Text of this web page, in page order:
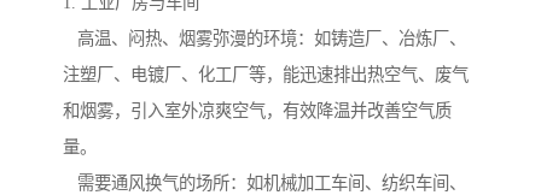
高温、闷热、烟雾弥漫的环境：如铸造厂、冶炼厂、
注塑厂、电镀厂、化工厂等，能迅速排出热空气、废气
和烟雾，引入室外凉爽空气，有效降温并改善空气质
量。
需要通风换气的场所：如机械加工车间、纺织车间、